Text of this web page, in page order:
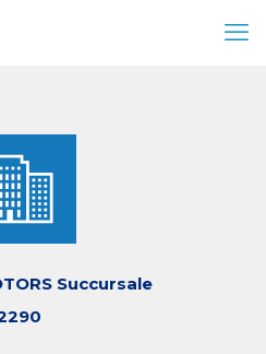
Succursale